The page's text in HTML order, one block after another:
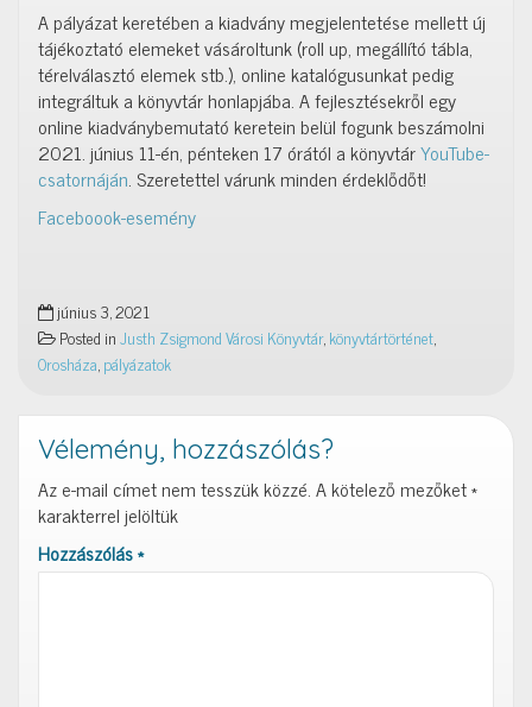
A pályázat keretében a kiadvány megjelentetése mellett új
tájékoztató elemeket vásároltunk (roll up, megállító tábla,
térelválasztó elemek stb.), online katalógusunkat pedig
integráltuk a könyvtár honlapjába. A fejlesztésekről egy
online kiadványbemutató keretein belül fogunk beszámolni
2021. június 11-én, pénteken 17 órától a könyvtárYouTube-
csatornáján. Szeretettel várunk minden érdeklődőt!
Faceboook-esemény
június 3, 2021
Posted inJusth Zsigmond Városi Könyvtár,könyvtártörténet,
Orosháza,pályázatok
Vélemény, hozzászólás?
Az e-mail címet nem tesszük közzé.A kötelező mezőket*
karakterrel jelöltük
Hozzászólás*